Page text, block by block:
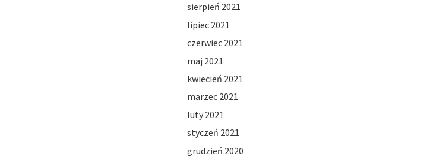
sierpień 2021
lipiec 2021
czerwiec 2021
maj 2021
kwiecień 2021
marzec 2021
luty 2021
styczeń 2021
grudzień 2020